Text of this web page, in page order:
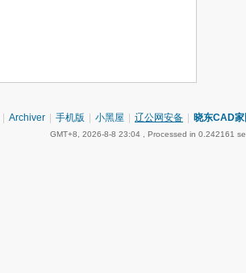
| Archiver | 手机版 | 小黑屋 | 辽公网安备 | 晓东CAD家
GMT+8, 2026-8-8 23:04 , Processed in 0.242161